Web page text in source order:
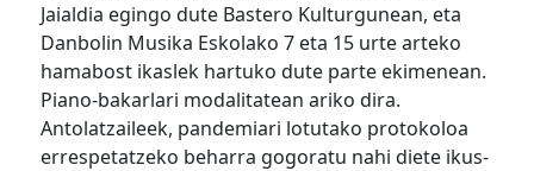
Jaialdia egingo dute Bastero Kulturgunean, eta
Danbolin Musika Eskolako 7 eta 15 urte arteko
hamabost ikaslek hartuko dute parte ekimenean.
Piano-bakarlari modalitatean ariko dira.
Antolatzaileek, pandemiari lotutako protokoloa
errespetatzeko beharra gogoratu nahi diete ikus-